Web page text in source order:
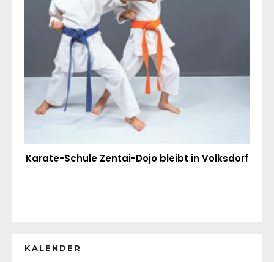
Karate-Schule Zentai-Dojo bleibt in Volksdorf
KALENDER